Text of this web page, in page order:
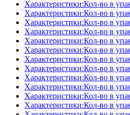
Характеристики:Кол-во в
Характеристики:Кол-во в
Характеристики:Кол-во в
Характеристики:Кол-во в
Характеристики:Кол-во в
Характеристики:Кол-во в
Характеристики:Кол-во в
Характеристики:Кол-во в
Характеристики:Кол-во в
Характеристики:Кол-во в
Характеристики:Кол-во в
Характеристики:Кол-во в